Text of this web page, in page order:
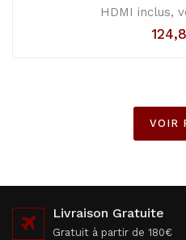
HDMI inclus,
VOIR
Livraison Gratuite
Gratuit à partir de 180€